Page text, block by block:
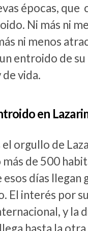
épocas, que
Ni más ni
ni menos
entroido de su
vida.
en
orgullo de
de 500
días llegan
El interés por
y la
hasta la